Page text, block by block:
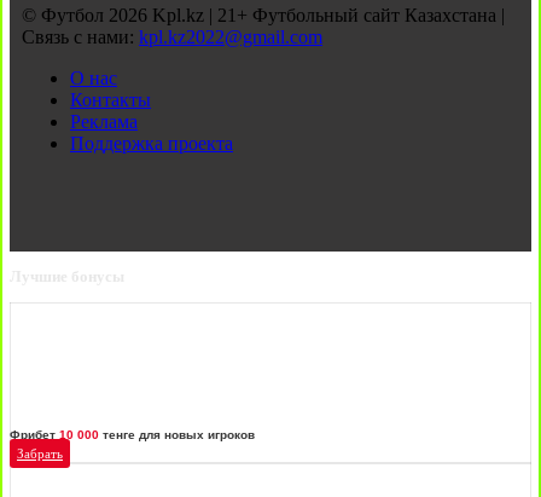
© Футбол 2026 Kpl.kz | 21+ Футбольный сайт Казахстана |
Связь с нами: kpl.kz2022@gmail.com
О нас
Контакты
Реклама
Поддержка проекта
Лучшие бонусы
Фрибет 10 000 тенге для новых игроков
Забрать